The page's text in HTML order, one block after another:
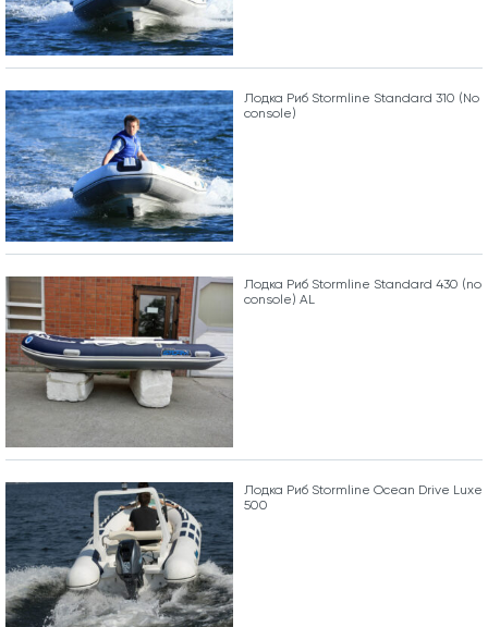
Лодка Риб Stormline Standard 310 (No
console)
Лодка Риб Stormline Standard 430 (no
console) AL
Лодка Риб Stormline Ocean Drive Luxe
500